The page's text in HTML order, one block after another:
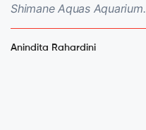
Shimane Aquas Aquarium.
Anindita Rahardini